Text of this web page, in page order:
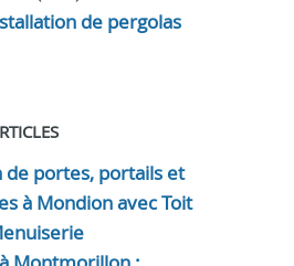
de pergolas
de portes, portails et
à Mondion avec Toit